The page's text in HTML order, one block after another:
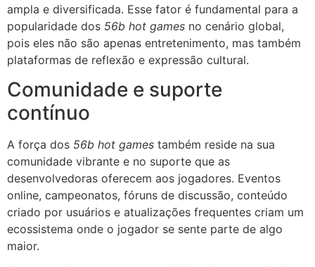
ampla e diversificada. Esse fator é fundamental para a
popularidade dos 56b hot games no cenário global,
pois eles não são apenas entretenimento, mas também
plataformas de reflexão e expressão cultural.
Comunidade e suporte
contínuo
A força dos 56b hot games também reside na sua
comunidade vibrante e no suporte que as
desenvolvedoras oferecem aos jogadores. Eventos
online, campeonatos, fóruns de discussão, conteúdo
criado por usuários e atualizações frequentes criam um
ecossistema onde o jogador se sente parte de algo
maior.